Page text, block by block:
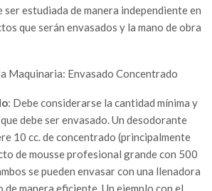
ser estudiada de manera independiente en
que serán envasados y la mano de obra
Maquinaria: Envasado Concentrado
: Debe considerarse la cantidad mínima y
debe ser envasado. Un desodorante
10 cc. de concentrado (principalmente
de mousse profesional grande con 500
se pueden envasar con una llenadora
de manera eficiente. Un ejemplo con el